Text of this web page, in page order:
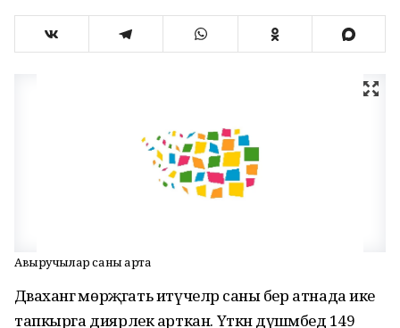
Авыручылар саны арта
Дәваханәгә мөрәҗәгать итүчеләр саны бер атнада ике
тапкырга диярлек арткан. Үткән дүшәмбедә 149